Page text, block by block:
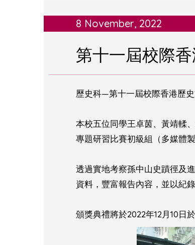
8 November, 2022
第十一屆校際
歷史科—第十一屆校際香港歷
本校五位同學王卓茵、黃靖輮
專題研習比賽初級組（多媒體
透過實地考察孫中山史蹟徑及
資料，豐富報告內容，並以紀錄
頒獎典禮將於2022年12月10日